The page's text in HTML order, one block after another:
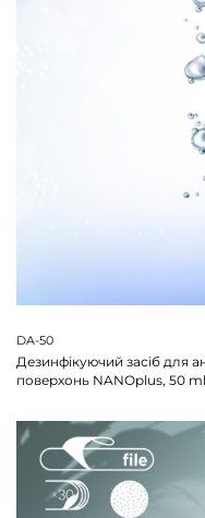
DA-50
Дезинфікуючий засіб для
поверхонь NANOplus, 50 ml